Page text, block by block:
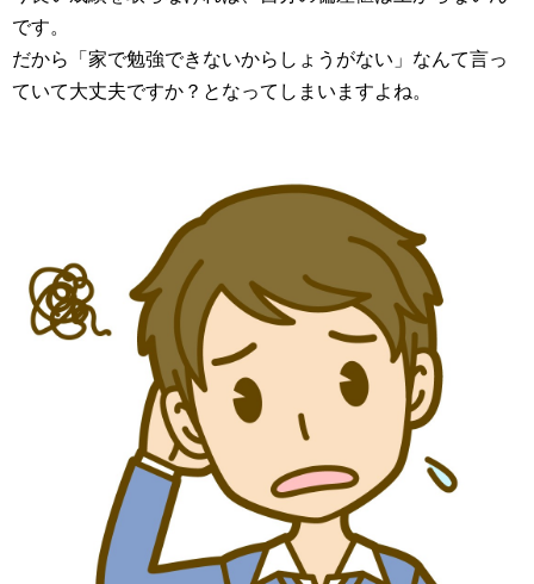
です。
だから「家で勉強できないからしょうがない」なんて言っ
ていて大丈夫ですか？となってしまいますよね。